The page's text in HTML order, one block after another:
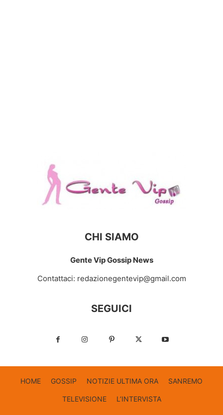
CHI SIAMO
Gente Vip Gossip News
Contattaci: redazionegentevip@gmail.com
SEGUICI
HOME GOSSIP NOTIZIE ULTIMA ORA SANREMO
TELEVISIONE L’INTERVISTA